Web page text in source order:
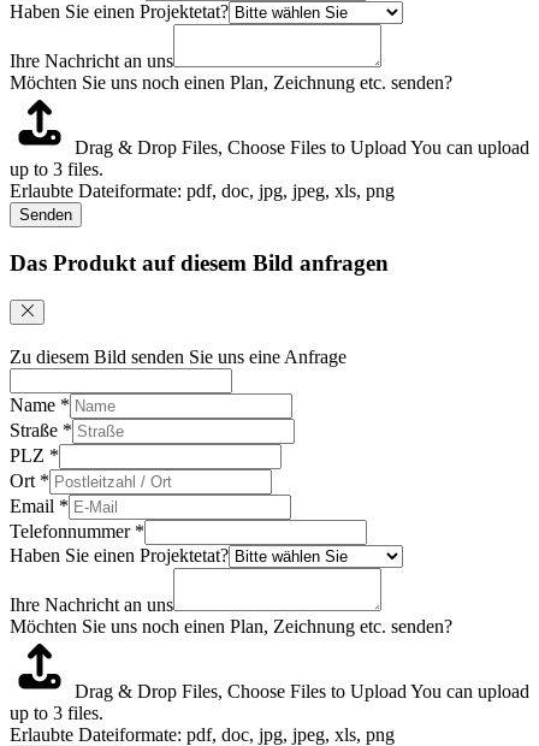
Haben Sie einen Projektetat?
Ihre Nachricht an uns
Möchten Sie uns noch einen Plan, Zeichnung etc. senden?
Drag & Drop Files, Choose Files to Upload You can upload
up to 3 files.
Erlaubte Dateiformate: pdf, doc, jpg, jpeg, xls, png
Senden
Das Produkt auf diesem Bild anfragen
Zu diesem Bild senden Sie uns eine Anfrage
Name *
Straße *
PLZ *
Ort *
Email *
Telefonnummer *
Haben Sie einen Projektetat?
Ihre Nachricht an uns
Möchten Sie uns noch einen Plan, Zeichnung etc. senden?
Drag & Drop Files, Choose Files to Upload You can upload
up to 3 files.
Erlaubte Dateiformate: pdf, doc, jpg, jpeg, xls, png